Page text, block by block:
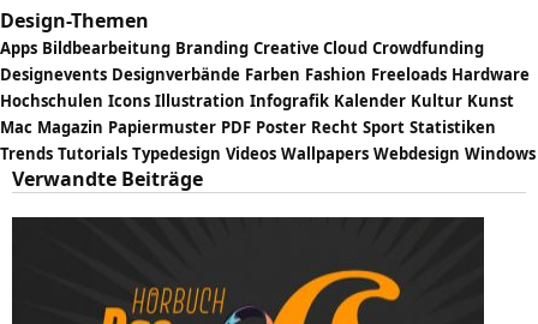
Design-Themen
Apps Bildbearbeitung Branding Creative Cloud Crowdfunding
Designevents Designverbände Farben Fashion Freeloads Hardware
Hochschulen Icons Illustration Infografik Kalender Kultur Kunst
Mac Magazin Papiermuster PDF Poster Recht Sport Statistiken
Trends Tutorials Typedesign Videos Wallpapers Webdesign Windows
Verwandte Beiträge